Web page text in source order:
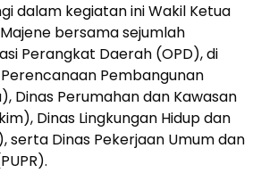
dalam kegiatan ini Wakil Ketua
bersama sejumlah
Perangkat Daerah (OPD), di
Pembangunan
Dinas Perumahan dan Kawasan
Dinas Lingkungan Hidup dan
serta Dinas Pekerjaan Umum dan